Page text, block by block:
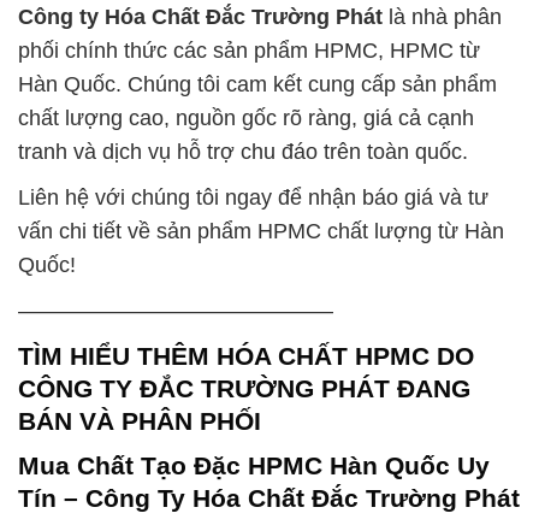
Công ty Hóa Chất Đắc Trường Phát là nhà phân
phối chính thức các sản phẩm HPMC, HPMC từ
Hàn Quốc. Chúng tôi cam kết cung cấp sản phẩm
chất lượng cao, nguồn gốc rõ ràng, giá cả cạnh
tranh và dịch vụ hỗ trợ chu đáo trên toàn quốc.
Liên hệ với chúng tôi ngay để nhận báo giá và tư
vấn chi tiết về sản phẩm HPMC chất lượng từ Hàn
Quốc!
——————————————–
TÌM HIỂU THÊM HÓA CHẤT HPMC DO
CÔNG TY ĐẮC TRƯỜNG PHÁT ĐANG
BÁN VÀ PHÂN PHỐI
Mua Chất Tạo Đặc HPMC Hàn Quốc Uy
Tín – Công Ty Hóa Chất Đắc Trường Phát